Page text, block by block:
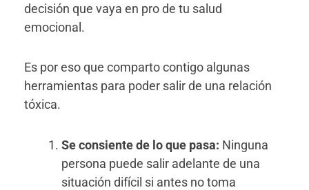
decisión que vaya en pro de tu salud
emocional.
Es por eso que comparto contigo algunas
herramientas para poder salir de una relación
tóxica.
Se consiente de lo que pasa: Ninguna
persona puede salir adelante de una
situación difícil si antes no toma